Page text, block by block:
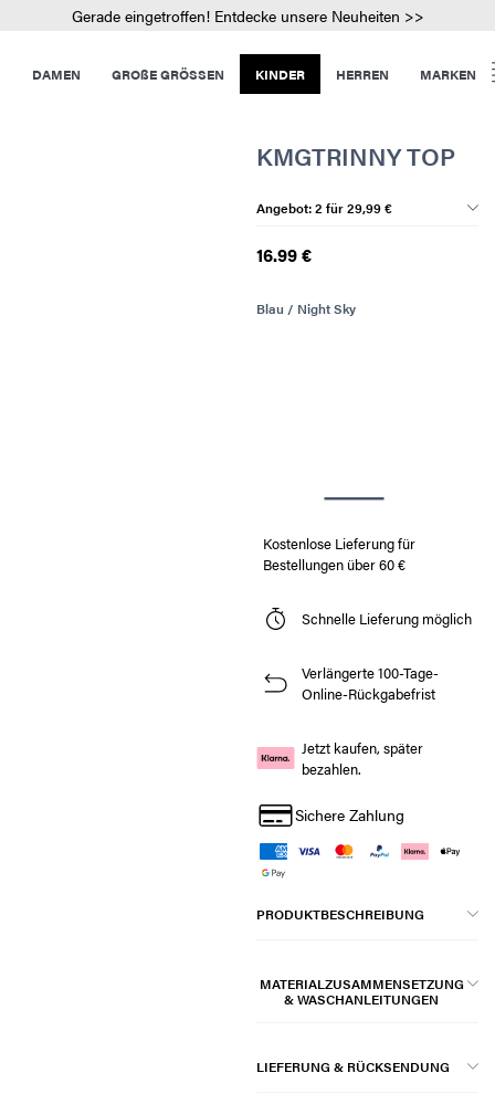
Gerade eingetroffen! Entdecke unsere Neuheiten >>
DAMEN GROßE GRÖSSEN KINDER HERREN MARKEN
KMGTRINNY TOP
Angebot: 2 für 29,99 €
16.99 €
Blau / Night Sky
Kostenlose Lieferung für
Bestellungen über 60 €
Schnelle Lieferung möglich
Verlängerte 100-Tage-
Online-Rückgabefrist
Jetzt kaufen, später
bezahlen.
Sichere Zahlung
PRODUKTBESCHREIBUNG
MATERIALZUSAMMENSETZUNG
& WASCHANLEITUNGEN
LIEFERUNG & RÜCKSENDUNG